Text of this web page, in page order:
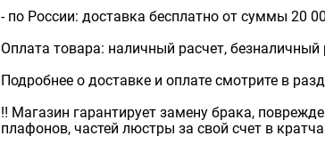
- по России: доставка бесплатно от суммы 20
Оплата товара: наличный расчет, безналичный
Подробнее о доставке и оплате смотрите в
‼️ Магазин гарантирует замену брака,
плафонов, частей люстры за свой счет в